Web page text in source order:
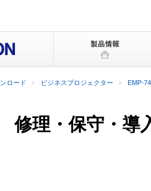
ロード ビジネスプロジェクター EMP-74
理・保守・導